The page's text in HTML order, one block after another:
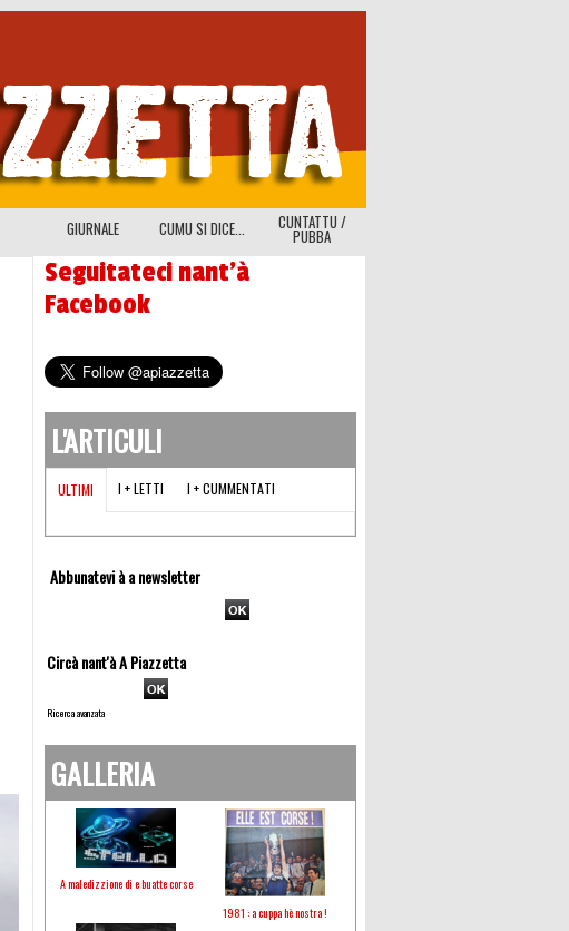
GIURNALE CUMU SI DICE... CUNTATTU /
PUBBA
Seguitateci nant'à
Facebook
L'ARTICULI
ULTIMI I + LETTI I + CUMMENTATI
Abbunatevi à a newsletter
Circà nant'à A Piazzetta
Ricerca avanzata
GALLERIA
A maledizzione di e buatte corse
1981 : a cuppa hè nostra !